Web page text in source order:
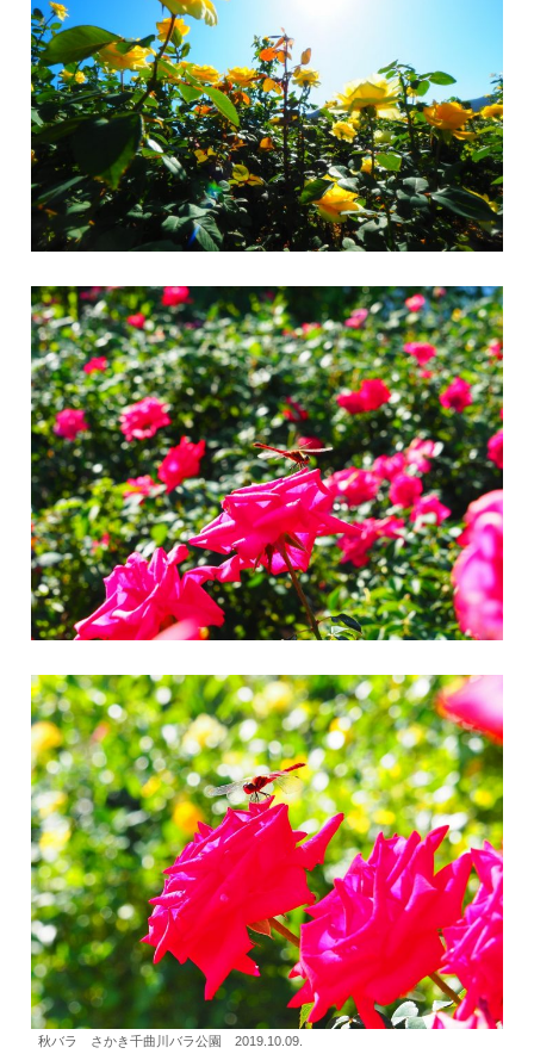
秋バラ さかき千曲川バラ公園 2019.10.09.